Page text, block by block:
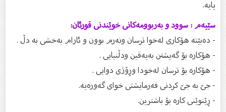
پایە.
سێیەم : سوود و بەربوومەکانی خوێندنی قورئان:
- دەبێتە هۆکاری لەخوا ترسان ونەرم بوون و ئارام بەخشى بە دڵ .
- هۆکارە بۆ گەیشتن بەیەقین ودڵنیایی .
- هۆکاره بۆ ترسان لەخودا وڕۆژی دوایی .
- جێ بە جێ کردنی فەرمایشتى خواى گەورەیە.
- ڕێنوێنی کارە بۆ باشترین.